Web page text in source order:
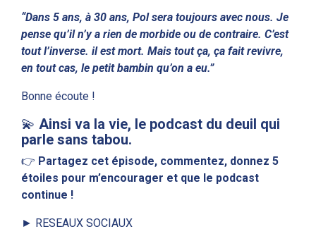
“Dans 5 ans, à 30 ans, Pol sera toujours avec nous. Je
pense qu’il n’y a rien de morbide ou de contraire. C’est
tout l’inverse. il est mort. Mais tout ça, ça fait revivre,
en tout cas, le petit bambin qu’on a eu.”
Bonne écoute !
💫 Ainsi va la vie, le podcast du deuil qui
parle sans tabou.
👉 Partagez cet épisode, commentez, donnez 5
étoiles pour m’encourager et que le podcast
continue !
► RESEAUX SOCIAUX